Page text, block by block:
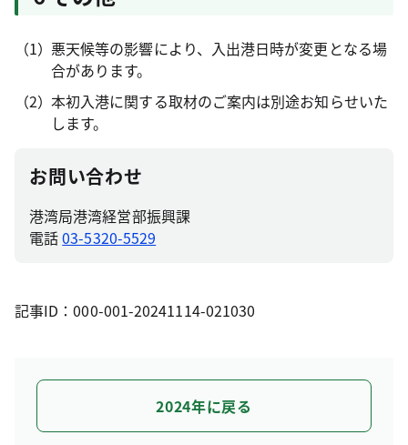
悪天候等の影響により、入出港日時が変更となる場
合があります。
本初入港に関する取材のご案内は別途お知らせいた
します。
お問い合わせ
港湾局港湾経営部振興課
電話03-5320-5529
記事ID：000-001-20241114-021030
2024年に戻る